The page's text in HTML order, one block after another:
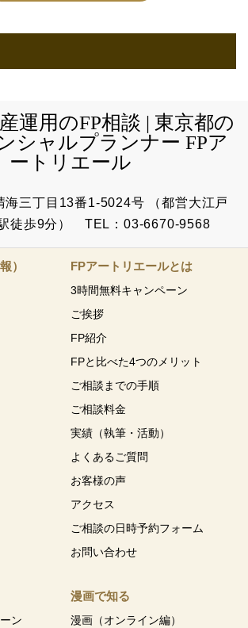
海三丁目13番1-5024号 （都営大江戸
徒歩9分） TEL：03-6670-9568
） FPアートリエールとは
3時間無料キャンペーン
ご挨拶
FP紹介
FPと比べた4つのメリット
ご相談までの手順
ご相談料金
実績（執筆・活動）
よくあるご質問
お客様の声
アクセス
ご相談の日時予約フォーム
お問い合わせ
ン
漫画で知る
漫画（オンライン編）